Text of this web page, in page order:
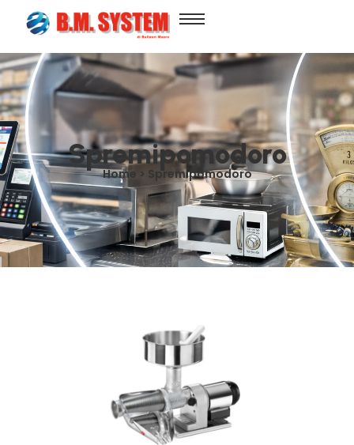
Spremipomodoro
Home > Spremipomodoro